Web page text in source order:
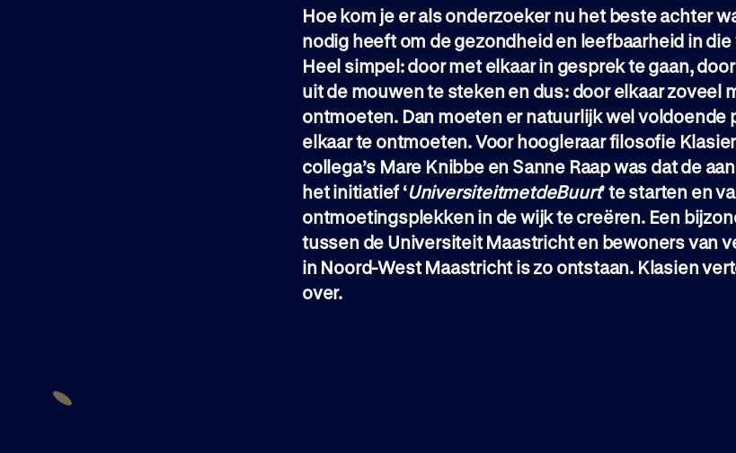
Hoe kom je er als onderzoeker nu het beste achter
nodig heeft om de gezondheid en leefbaarheid in
Heel simpel: door met elkaar in gesprek te gaan,
uit de mouwen te steken en dus: door elkaar zoveel
ontmoeten. Dan moeten er natuurlijk wel voldoende
elkaar te ontmoeten. Voor hoogleraar filosofie
collega’s Mare Knibbe en Sanne Raap was dat de
het initiatief ‘UniversiteitmetdeBuurt’ te starten en
ontmoetingsplekken in de wijk te creëren. Een
tussen de Universiteit Maastricht en bewoners van
in Noord-West Maastricht is zo ontstaan. Klasien
over.